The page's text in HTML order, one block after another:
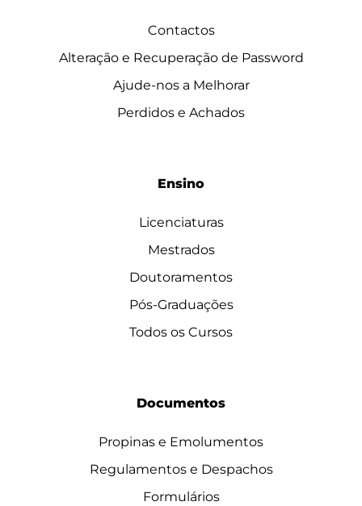
Contactos
Alteração e Recuperação de Password
Ajude-nos a Melhorar
Perdidos e Achados
Ensino
Licenciaturas
Mestrados
Doutoramentos
Pós-Graduações
Todos os Cursos
Documentos
Propinas e Emolumentos
Regulamentos e Despachos
Formulários